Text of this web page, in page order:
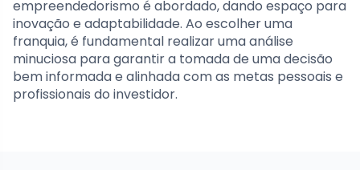
empreendedorismo é abordado, dando espaço para
inovação e adaptabilidade. Ao escolher uma
franquia, é fundamental realizar uma análise
minuciosa para garantir a tomada de uma decisão
bem informada e alinhada com as metas pessoais e
profissionais do investidor.